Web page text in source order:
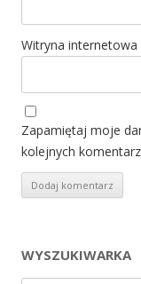
Witryna internetowa
Zapamiętaj moje
kolejnych
WYSZUKIWARKA